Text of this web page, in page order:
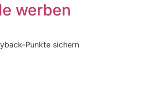
werben​
Punkte sichern